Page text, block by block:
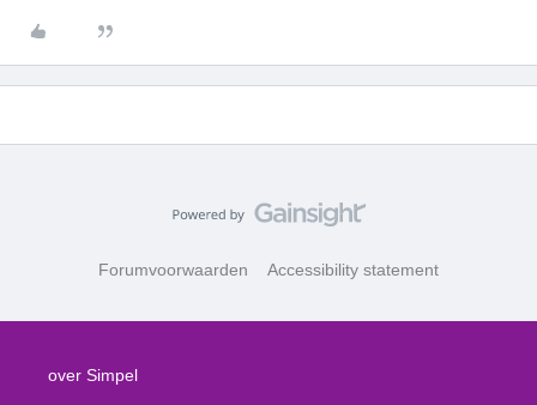
Forumvoorwaarden Accessibility statement
over Simpel